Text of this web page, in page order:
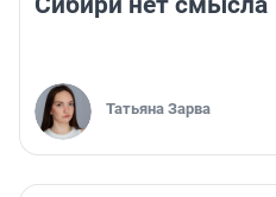
Татьяна Зарва